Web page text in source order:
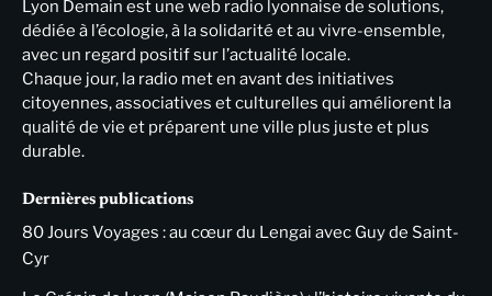
Lyon Demain est une web radio lyonnaise de solutions,
dédiée à l’écologie, à la solidarité et au vivre-ensemble,
avec un regard positif sur l’actualité locale.
Chaque jour, la radio met en avant des initiatives
citoyennes, associatives et culturelles qui améliorent la
qualité de vie et préparent une ville plus juste et plus
durable.
Dernières publications
80 Jours Voyages : au cœur du Lengai avec Guy de Saint-
Cyr